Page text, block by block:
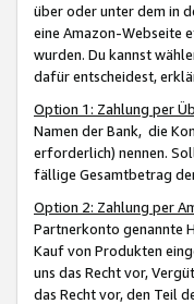
über oder unter dem in
eine Amazon-Webseite
wurden. Du kannst
dafür entscheidest,
Option 1: Zahlung per
Namen der Bank, die
erforderlich) nennen.
fällige Gesamtbetrag
Option 2: Zahlung per
Partnerkonto genannte
Kauf von Produkten
uns das Recht vor,
das Recht vor, den Teil